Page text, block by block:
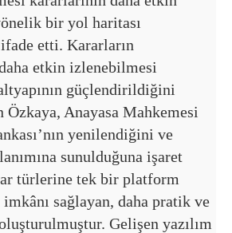
bir yol haritası
etti. Kararların
etkin izlenebilmesi
güçlendirildiğini
Özkaya, Anayasa Mahkemesi
yenilendiğini ve
sunulduğuna işaret
türlerine tek bir platform
sağlayan, daha pratik ve
Gelişen yazılım